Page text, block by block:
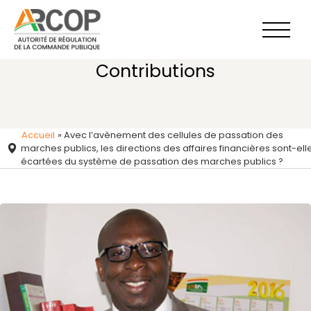
contenu
Contributions
Accueil » Avec l’avènement des cellules de passation des
marches publics, les directions des affaires financières sont-
écartées du système de passation des marches publics ?